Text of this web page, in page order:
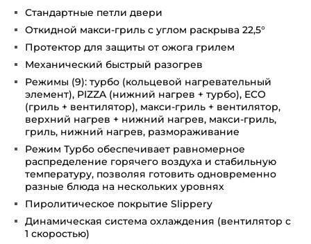
Стандартные петли двери
Откидной макси-гриль c углом раскрыва 22,5°
Протектор для защиты от ожога грилем
Механический быстрый разогрев
Режимы (9): турбо (кольцевой нагревательный
элемент), PIZZA (нижний нагрев + турбо), ECO
(гриль + вентилятор), макси-гриль + вентилятор,
верхний нагрев + нижний нагрев, макси-гриль,
гриль, нижний нагрев, размораживание
Режим Турбо обеспечивает равномерное
распределение горячего воздуха и стабильную
температуру, позволяя готовить одновременно
разные блюда на нескольких уровнях
Пиролитическое покрытие Slippery
Динамическая система охлаждения (вентилятор с
1 скоростью)